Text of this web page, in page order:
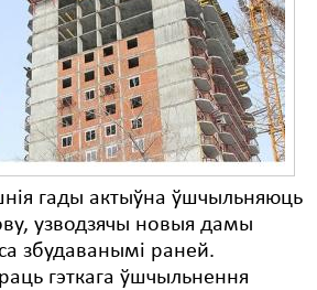
гады актыўна ўшчыльняюць
узводзячы новыя дамы
збудаванымі раней.
гэткага ўшчыльнення